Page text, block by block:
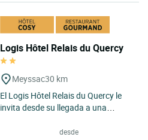
Logis Hôtel Relais du Quercy
Meyssac30 km
El Logis Hôtel Relais du Quercy le
invita desde su llegada a una
del sur de Corrèze,...
desde